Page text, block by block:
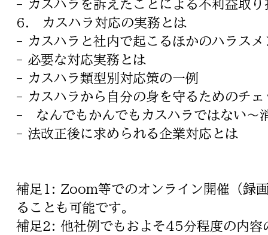
- カスハラを訴えたことによる不利益取り
6. カスハラ対応の実務とは
- カスハラと社内で起こるほかのハラス
- 必要な対応実務とは
- カスハラ類型別対応策の一例
- カスハラから自分の身を守るためのチェ
- なんでもかんでもカスハラではない～
- 法改正後に求められる企業対応とは
補足1: Zoom等でのオンライン開催（録
ることも可能です。
補足2: 他社例でもおよそ45分程度の内容